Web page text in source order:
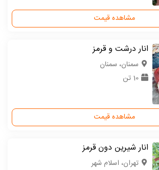
مشاهده قیمت
انار درشت و قرمز
سمنان، سمنان
10 تن
مشاهده قیمت
انار شیرین دون قرمز
تهران، اسلام شهر